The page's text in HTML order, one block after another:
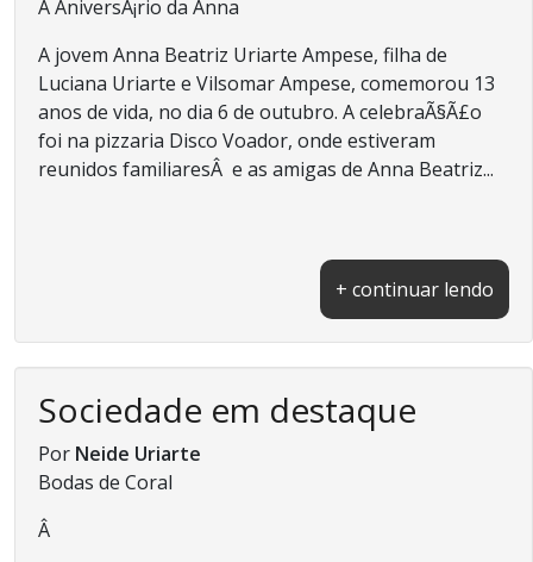
Â AniversÃ¡rio da Anna
A jovem Anna Beatriz Uriarte Ampese, filha de
Luciana Uriarte e Vilsomar Ampese, comemorou 13
anos de vida, no dia 6 de outubro. A celebraÃ§Ã£o
foi na pizzaria Disco Voador, onde estiveram
reunidos familiaresÂ e as amigas de Anna Beatriz...
+ continuar lendo
Sociedade em destaque
Por Neide Uriarte
Bodas de Coral
Â